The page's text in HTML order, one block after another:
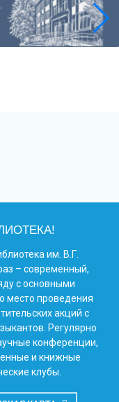
им. В.Г.
– современный,
с основными
место проведения
акций с
Регулярно
конференции,
и книжные
клубы.